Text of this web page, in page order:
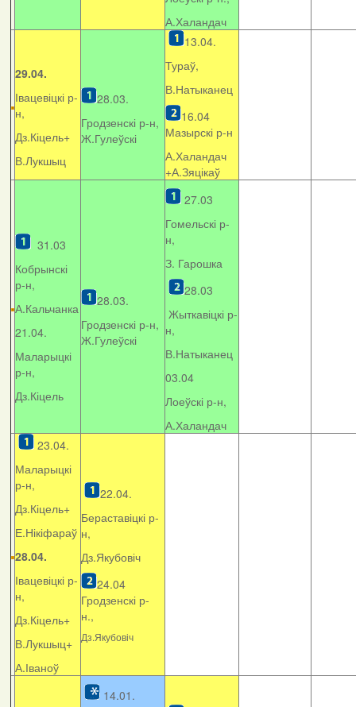
А.Халандач
29.04.
Івацевіцкі р-
н,
Дз.Кіцель+
В.Лукшыц
28.03.
Гродзенскі р-н,
Ж.Гулеўскі
13.04.
Тураў,
В.Натыканец
16.04
Мазырскі р-н
А.Халандач
+А.Зяцікаў
31.03
Кобрынскі
р-н,
А.Кальчанка
21.04.
Маларыцкі
р-н,
Дз.Кіцель
28.03.
Гродзенскі р-н,
Ж.Гулеўскі
27.03
Гомельскі р-
н,
З. Гарошка
28.03
Жыткавіцкі р-
н,
В.Натыканец
03.04
Лоеўскі р-н,
А.Халандач
23.04.
Маларыцкі
р-н,
Дз.Кіцель+
Е.Нікіфараў
28.04.
Івацевіцкі р-
н,
Дз.Кіцель+
В.Лукшыц+
А.Іваноў
22.04.
Бераставіцкі р-
н,
Дз.Якубовіч
24.04
Гродзенскі р-
н.,
Дз.Якубовіч
14.01.